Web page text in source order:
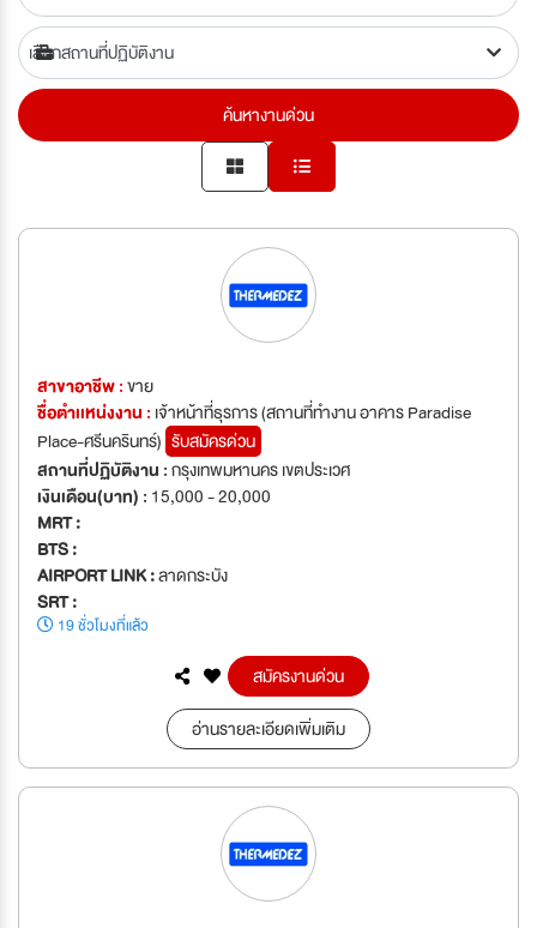
ค้นหางานด่วน
สาขาอาชีพ :ขาย
ชื่อตำเเหน่งงาน : เจ้าหน้าที่ธุรการ (สถานที่ทำงาน อาคาร Paradise
Place-ศรีนครินทร์) รับสมัครด่วน
สถานที่ปฏิบัติงาน :กรุงเทพมหานคร เขตประเวศ
เงินเดือน(บาท) : 15,000 - 20,000
MRT :
BTS :
AIRPORT LINK :ลาดกระบัง
SRT :
19 ชั่วโมงที่แล้ว
สมัครงานด่วน
อ่านรายละเอียดเพิ่มเติม